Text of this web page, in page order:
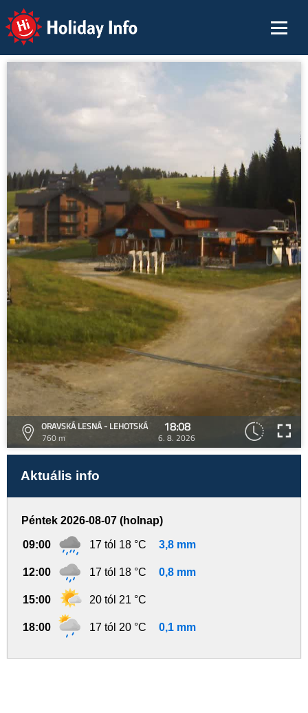
Holiday Info
ORAVSKÁ LESNÁ - LEHOTSKÁ
760 m
18:08
6. 8. 2026
Aktuális info
Péntek 2026-08-07 (holnap)
09:00 17 tól 18 °C 3,8 mm
12:00 17 tól 18 °C 0,8 mm
15:00 20 tól 21 °C
18:00 17 tól 20 °C 0,1 mm